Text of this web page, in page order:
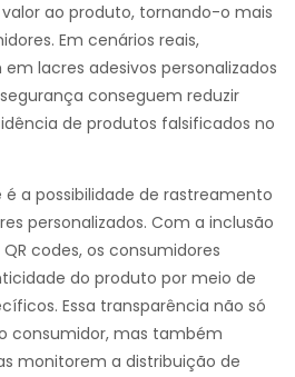
ao produto, tornando-o mais
Em cenários reais,
lacres adesivos personalizados
conseguem reduzir
de produtos falsificados no
a possibilidade de rastreamento
personalizados. Com a inclusão
codes, os consumidores
do produto por meio de
Essa transparência não só
consumidor, mas também
monitorem a distribuição de